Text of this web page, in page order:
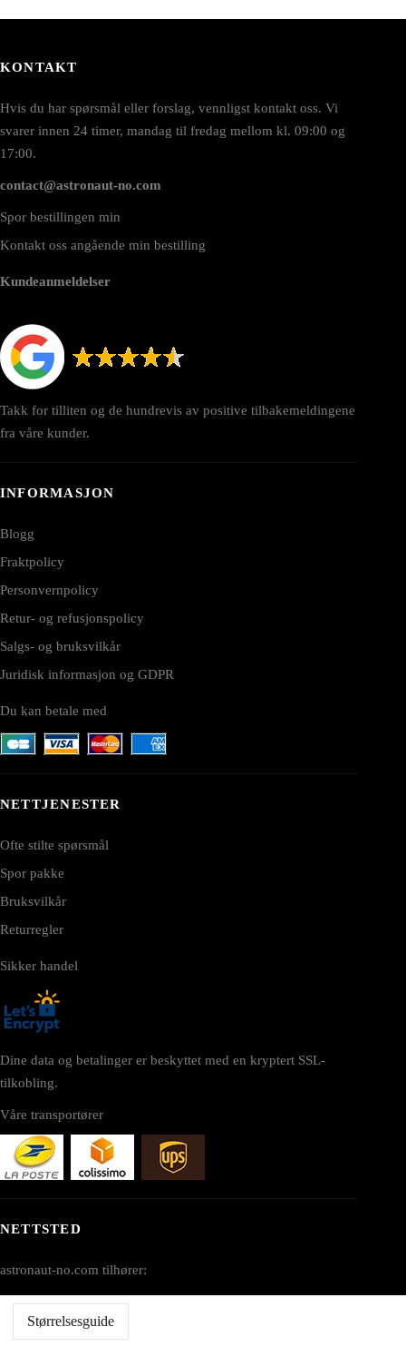
Størrelsesguide
KONTAKT
Hvis du har spørsmål eller forslag, vennligst kontakt oss. Vi
svarer innen 24 timer, mandag til fredag mellom kl. 09:00 og
17:00.
contact@astronaut-no.com
Spor bestillingen min
Kontakt oss angående min bestilling
Kundeanmeldelser
Takk for tilliten og de hundrevis av positive tilbakemeldingene
fra våre kunder.
INFORMASJON
Blogg
Fraktpolicy
Personvernpolicy
Retur- og refusjonspolicy
Salgs- og bruksvilkår
Juridisk informasjon og GDPR
Du kan betale med
NETTJENESTER
Ofte stilte spørsmål
Spor pakke
Bruksvilkår
Returregler
Sikker handel
Dine data og betalinger er beskyttet med en kryptert SSL-
tilkobling.
Våre transportører
NETTSTED
astronaut-no.com tilhører:
AV SEO LLC
Adresse: